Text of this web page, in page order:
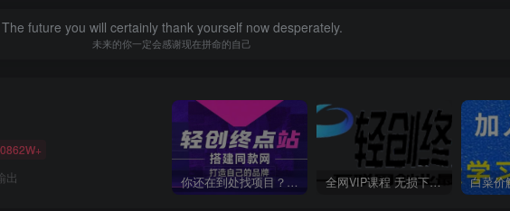
The future you will certainly thank yourself now desperately.
未来的你一定会感谢现在拼命的自己
出 你还在到处找项目？还在当韭菜？我靠卖项目一个月收入5万+，曾经我也是个失败者。 全网VIP课程 无损下载~